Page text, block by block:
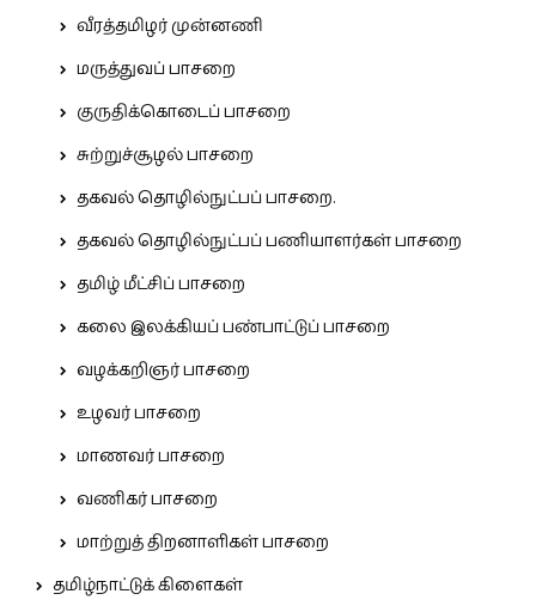
வீரத்தமிழர் முன்னணி
மருத்துவப் பாசறை
குருதிக்கொடைப் பாசறை
சுற்றுச்சூழல் பாசறை
தகவல் தொழில்நுட்பப் பாசறை.
தகவல் தொழில்நுட்பப் பணியாளர்கள் பாசறை
தமிழ் மீட்சிப் பாசறை
கலை இலக்கியப் பண்பாட்டுப் பாசறை
வழக்கறிஞர் பாசறை
உழவர் பாசறை
மாணவர் பாசறை
வணிகர் பாசறை
மாற்றுத் திறனாளிகள் பாசறை
தமிழ்நாட்டுக் கிளைகள்